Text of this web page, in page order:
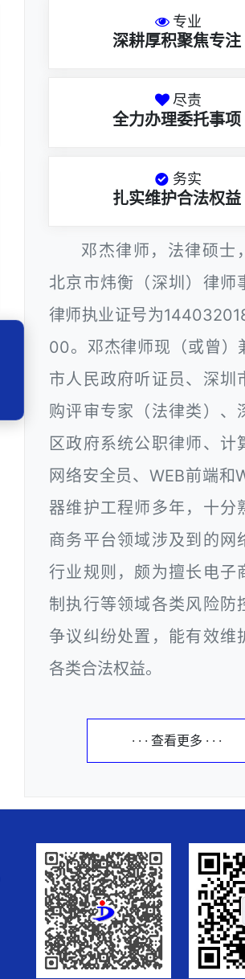
专业
深耕厚积聚焦专注
尽责
全力办理委托事项
务实
扎实维护合法权益
邓杰律师，法律硕士
北京市炜衡（深圳）律师
律师执业证号为
00。邓杰律师现（或曾）
市人民政府听证员、深圳
购评审专家（法律类）、
区政府系统公职律师、计
网络安全员、WEB前端和
器维护工程师多年，十分
商务平台领域涉及到的网
行业规则，颇为擅长电子
制执行等领域各类风险防
争议纠纷处置，能有效维
各类合法权益。
· · · 查看更多 · · ·